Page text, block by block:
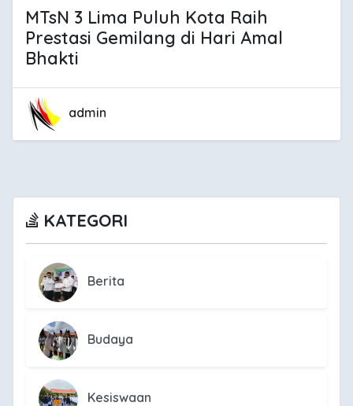
MTsN 3 Lima Puluh Kota Raih
Prestasi Gemilang di Hari Amal
Bhakti
admin
KATEGORI
Berita
Budaya
Kesiswaan